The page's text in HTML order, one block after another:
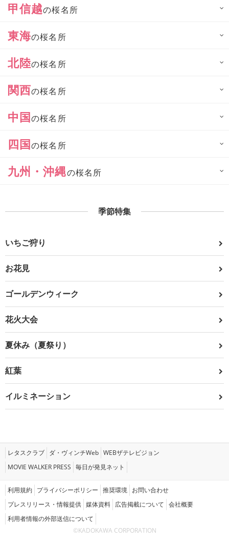
甲信越の桜名所
東海の桜名所
北陸の桜名所
関西の桜名所
中国の桜名所
四国の桜名所
九州・沖縄の桜名所
季節特集
いちご狩り
お花見
ゴールデンウィーク
花火大会
夏休み（夏祭り）
紅葉
イルミネーション
レタスクラブ ダ・ヴィンチWeb WEBザテレビジョン
MOVIE WALKER PRESS 毎日が発見ネット
利用規約 プライバシーポリシー 推奨環境 お問い合わせ
プレスリリース・情報提供 媒体資料 広告掲載について 会社概要
利用者情報の外部送信について
©KADOKAWA CORPORATION